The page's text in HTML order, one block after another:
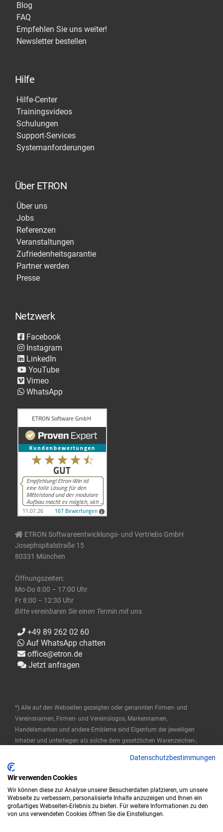
Blog
FAQ
Empfehlen Sie uns weiter!
Newsletter bestellen
Hilfe
Hilfe-Center
Trainingsvideos
Schulungen
Support-Services
Systemanforderungen
Über ETRON
Über uns
Jobs
Referenzen
Veranstaltungen
Zufriedenheitsgarantie
Partner werden
Presse
Netzwerk
Facebook
Instagram
LinkedIn
YouTube
Vimeo
WhatsApp
ETRON Softwareentwicklungs- und Vertriebs GmbH
Josephspitalstraße 15
80331 München
Öffnungszeiten:
Mo-Do 8:00 – 17:00 Uhr
Fr 8:00 – 12:30 Uhr
Bitte vereinbaren Sie einen Termin mit uns.
+49 89 262 02 60
Auf WhatsApp chatten
office@etron.de
Jetzt anfragen
*) Alle auf den Webseiten gezeigten oder genannten Firmen- und
Vereinsnamen, Firmen- und Vereinslogos, Markennamen,
Handelsmarken und andere Embleme sind Eigentum der jeweiligen
Inhaber und unterliegen als solche dem gesetzlichen Warenzeichen-,
stellen keine Zugehörigkeit durch die Markeninhaber dar.
© 2025 ETRON Softwareentwicklungs- und Vertriebs GmbH
Impressum | Datenschutz | AGB
Datenschutzbestimmungen
Wir verwenden Cookies
Wir können diese zur Analyse unserer Besucherdaten platzieren, um unsere
Webseite zu verbessern, personalisierte Inhalte anzuzeigen und Ihnen ein
großartiges Webseiten-Erlebnis zu bieten. Für weitere Informationen zu den
von uns verwendeten Cookies öffnen Sie die Einstellungen.